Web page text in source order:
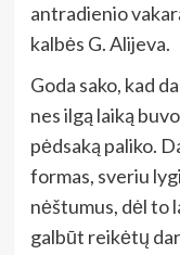
antradienio
kalbės G. Alijeva.
Goda sako, kad
nes ilgą laiką
pėdsaką paliko.
formas, sveriu
nėštumus, dėl to
galbūt reikėtų